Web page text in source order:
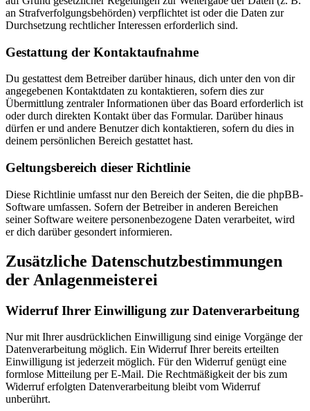
an Strafverfolgungsbehörden) verpflichtet ist oder die Daten zur
Durchsetzung rechtlicher Interessen erforderlich sind.
Gestattung der Kontaktaufnahme
Du gestattest dem Betreiber darüber hinaus, dich unter den von dir
angegebenen Kontaktdaten zu kontaktieren, sofern dies zur
Übermittlung zentraler Informationen über das Board erforderlich ist
oder durch direkten Kontakt über das Formular. Darüber hinaus
dürfen er und andere Benutzer dich kontaktieren, sofern du dies in
deinem persönlichen Bereich gestattet hast.
Geltungsbereich dieser Richtlinie
Diese Richtlinie umfasst nur den Bereich der Seiten, die die phpBB-
Software umfassen. Sofern der Betreiber in anderen Bereichen
seiner Software weitere personenbezogene Daten verarbeitet, wird
er dich darüber gesondert informieren.
Zusätzliche Datenschutzbestimmungen
der Anlagenmeisterei
Widerruf Ihrer Einwilligung zur Datenverarbeitung
Nur mit Ihrer ausdrücklichen Einwilligung sind einige Vorgänge der
Datenverarbeitung möglich. Ein Widerruf Ihrer bereits erteilten
Einwilligung ist jederzeit möglich. Für den Widerruf genügt eine
formlose Mitteilung per E-Mail. Die Rechtmäßigkeit der bis zum
Widerruf erfolgten Datenverarbeitung bleibt vom Widerruf
unberührt.